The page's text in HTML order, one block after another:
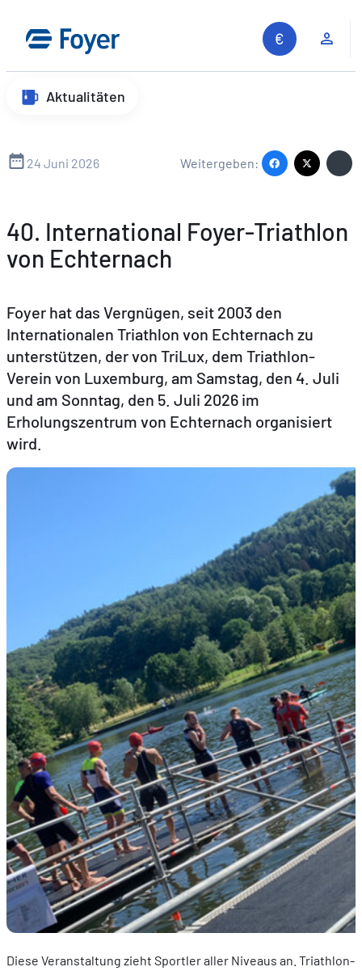
Inhalt
springen
Auf unserer Website suchen
DEFREN
Aktualitäten
24 Juni 2026 Weitergeben:
40. International Foyer-Triathlon
von Echternach
Foyer hat das Vergnügen, seit 2003 den
Internationalen Triathlon von Echternach zu
unterstützen, der von TriLux, dem Triathlon-
Verein von Luxemburg, am Samstag, den 4. Juli
und am Sonntag, den 5. Juli 2026 im
Erholungszentrum von Echternach organisiert
wird.
Diese Veranstaltung zieht Sportler aller Niveaus an. Triathlon-